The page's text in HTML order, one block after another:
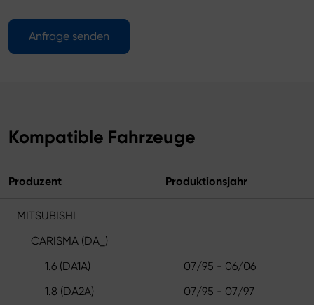
Anfrage senden
Kompatible Fahrzeuge
Produzent Produktionsjahr
MITSUBISHI
CARISMA (DA_)
1.6 (DA1A)
07/95 - 06/06
1.8 (DA2A)
07/95 - 07/97